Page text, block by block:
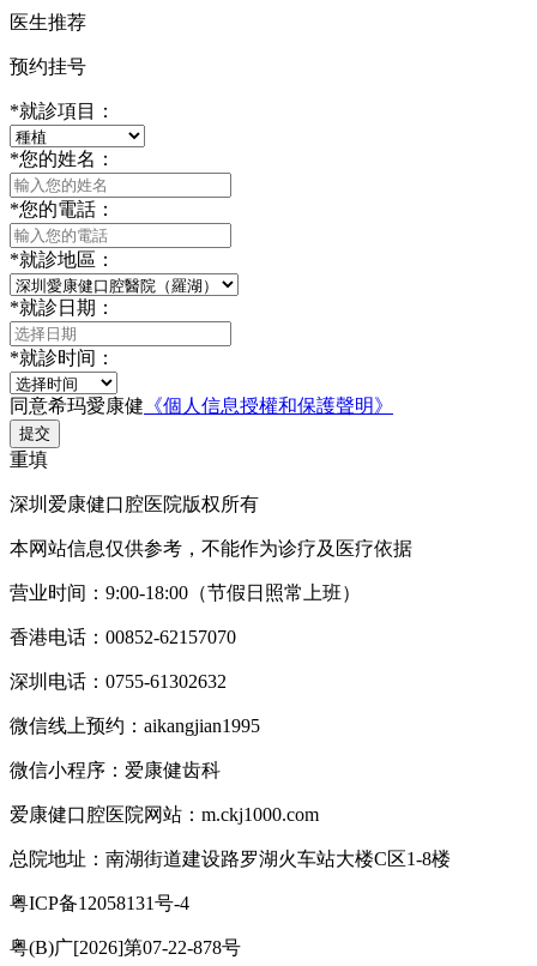
医生推荐
预约挂号
*就診項目：
*您的姓名：
*您的電話：
*就診地區：
*就診日期：
*就診时间：
同意希玛愛康健 《個人信息授權和保護聲明》
提交
重填
深圳爱康健口腔医院版权所有
本网站信息仅供参考，不能作为诊疗及医疗依据
营业时间：9:00-18:00（节假日照常上班）
香港电话：00852-62157070
深圳电话：0755-61302632
微信线上预约：aikangjian1995
微信小程序：爱康健齿科
爱康健口腔医院网站：m.ckj1000.com
总院地址：南湖街道建设路罗湖火车站大楼C区1-8楼
粤ICP备12058131号-4
粤(B)广[2026]第07-22-878号